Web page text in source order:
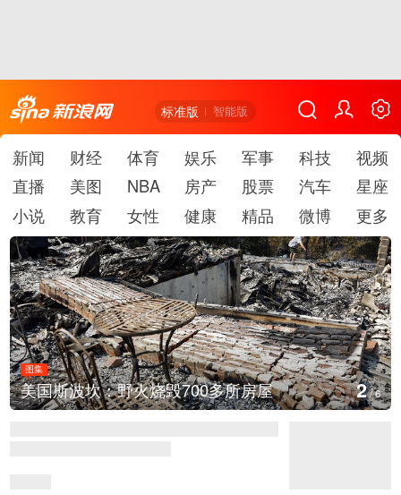
标准版 智能版
新闻 财经 体育 娱乐 军事 科技
视频
直播
美图 NBA 房产 股票 汽车
星座
小说
教育 女性 健康 精品 微博 更多
多所房屋
图集
叙利亚：大马士革发生
3/6